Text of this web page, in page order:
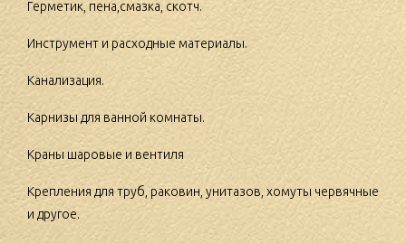
Герметик, пена,смазка, скотч.
Инструмент и расходные материалы.
Канализация.
Карнизы для ванной комнаты.
Краны шаровые и вентиля
Крепления для труб, раковин, унитазов, хомуты червячные
и другое.